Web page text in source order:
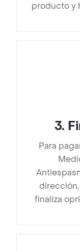
producto y
3.
Para
finaliza